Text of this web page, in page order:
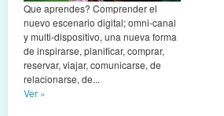
Que aprendes? Comprender el
nuevo escenario digital; omni-canal
y multi-dispositivo, una nueva forma
de inspirarse, planificar, comprar,
reservar, viajar, comunicarse, de
relacionarse, de...
Ver »